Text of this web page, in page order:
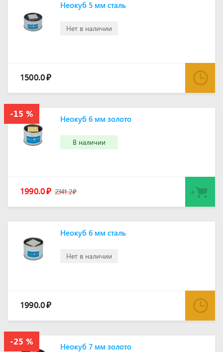
Нет в наличии
Неокуб 5 мм сталь
1500.0₽
В наличии
Неокуб 6 мм золото
1990.0₽ 2341.2₽
Нет в наличии
Неокуб 6 мм сталь
1990.0₽
Неокуб 7 мм золото